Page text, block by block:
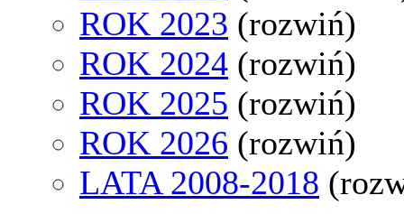
ROK 2023 (rozwiń)
ROK 2024 (rozwiń)
ROK 2025 (rozwiń)
ROK 2026 (rozwiń)
LATA 2008-2018